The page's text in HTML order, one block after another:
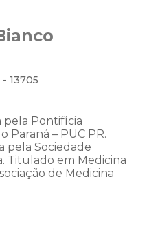
13705
pela Pontifícia
Paraná – PUC PR.
pela Sociedade
Titulado em Medicina
de Medicina